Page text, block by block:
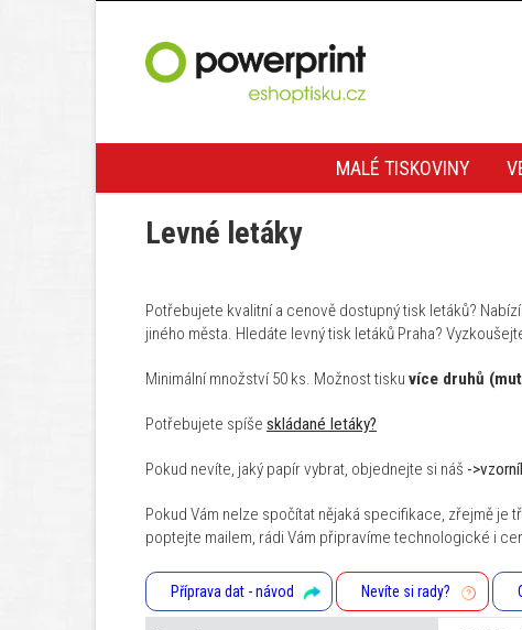
MALÉ TISKOVINY
Levné letáky
Potřebujete kvalitní a cenově dostupný tisk letáků?
jiného města. Hledáte levný tisk letáků Praha?
Minimální množství 50 ks. Možnost tisku více druhů
Potřebujete spíše skládané letáky?
Pokud nevíte, jaký papír vybrat, objednejte si náš -
Pokud Vám nelze spočítat nějaká specifikace, zřejmě je
poptejte mailem, rádi Vám připravíme technologické i
Příprava dat - návod Nevíte si rady?